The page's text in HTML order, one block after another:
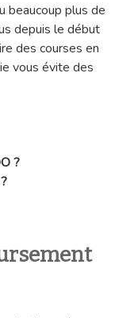
beaucoup plus de
depuis le début
des courses en
vous évite des
?